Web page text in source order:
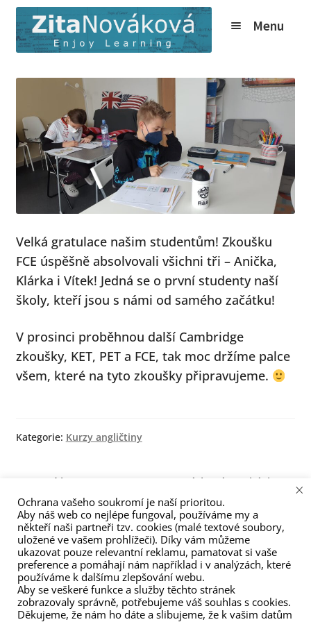
Přeskočit
na
navigaci
Přejít
k
obsahu
Menu
child
menu
O nás
Expand
child
menu
Online
Expand
child
menu
Ceník
Expand
child
menu
Novinky
Kontakt
Expand
child
Velká gratulace našim studentům! Zkoušku
FCE úspěšně absolvovali všichni tři – Anička,
Klárka i Vítek! Jedná se o první studenty naší
školy, kteří jsou s námi od samého začátku!
V prosinci proběhnou další Cambridge
zkoušky, KET, PET a FCE, tak moc držíme palce
všem, které na tyto zkoušky připravujeme.
Kategorie: Kurzy angličtiny
Navigace
pro
příspěvek
Předchozí
příspěvek:
Nový kurz Starters
Bystrc – Seniors: Úterý
13.45–14.45.
Následující
příspěvek:
Dárková poukázka
Ochrana vašeho soukromí je naší prioritou.
Aby náš web co nejlépe fungoval, používáme my a
někteří naši partneři tzv. cookies (malé textové soubory,
uložené ve vašem prohlížeči). Díky vám můžeme
ukazovat pouze relevantní reklamu, pamatovat si vaše
preference a pomáhají nám například i v analýzách, které
používáme k dalšímu zlepšování webu.
Aby se veškeré funkce a služby těchto stránek
zobrazovaly správně, potřebujeme váš souhlas s cookies.
Děkujeme, že nám ho dáte a slibujeme, že k vašim datům
×